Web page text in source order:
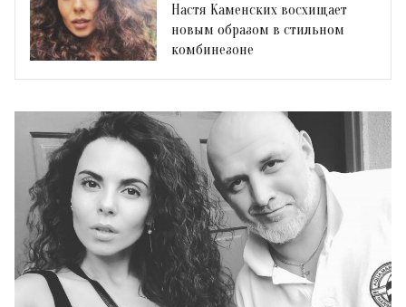
Настя Каменских восхищает
новым образом в стильном
комбинезоне